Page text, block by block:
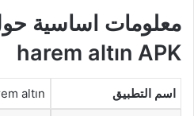
معلومات اساسية
harem altın APK
اسم التطبيق altın